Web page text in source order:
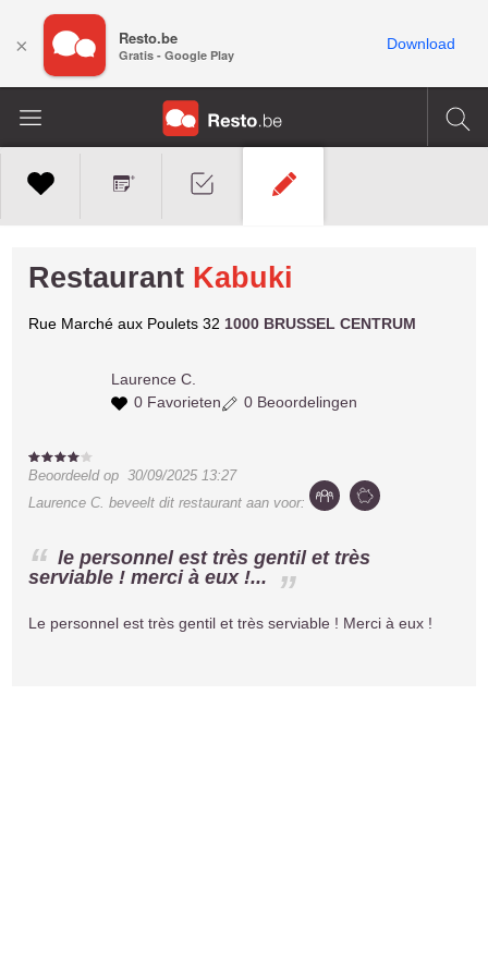
Restaurant Kabuki
Rue Marché aux Poulets 32 1000 BRUSSEL CENTRUM
Laurence C.
0 Favorieten
0 Beoordelingen
Beoordeeld op30/09/2025 13:27
Laurence C. beveelt dit restaurant aan voor:
le personnel est très gentil et très
serviable ! merci à eux !...
Le personnel est très gentil et très serviable ! Merci à eux !
× Resto.be
Gratis - Google Play
Download